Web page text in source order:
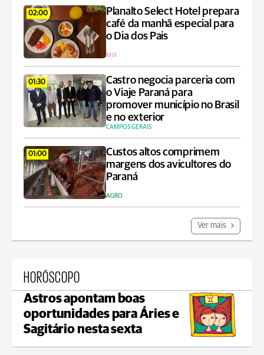
02:00
Planalto Select Hotel prepara
café da manhã especial para
o Dia dos Pais
MIX
01:30
Castro negocia parceria com
o Viaje Paraná para
promover município no Brasil
e no exterior
CAMPOS GERAIS
01:00
Custos altos comprimem
margens dos avicultores do
Paraná
AGRO
Ver mais
HORÓSCOPO
Astros apontam boas
oportunidades para Áries e
Sagitário nesta sexta